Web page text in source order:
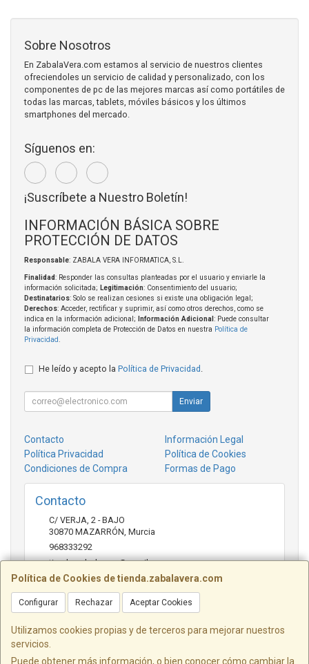
Política de Cookies de tienda.zabalavera.com
Configurar Rechazar Aceptar Cookies
Utilizamos cookies propias y de terceros para mejorar nuestros
servicios.
Puede obtener más información, o bien conocer cómo cambiar la
Sobre Nosotros
En ZabalaVera.com estamos al servicio de nuestros clientes
ofreciendoles un servicio de calidad y personalizado, con los
componentes de pc de las mejores marcas así como portátiles de
todas las marcas, tablets, móviles básicos y los últimos
smartphones del mercado.
Síguenos en:
¡Suscríbete a Nuestro Boletín!
INFORMACIÓN BÁSICA SOBRE
PROTECCIÓN DE DATOS
Responsable: ZABALA VERA INFORMATICA, S.L.
Finalidad: Responder las consultas planteadas por el usuario y enviarle la
información solicitada; Legitimación: Consentimiento del usuario;
Destinatarios: Solo se realizan cesiones si existe una obligación legal;
Derechos: Acceder, rectificar y suprimir, así como otros derechos, como se
indica en la información adicional;
Información Adicional : Puede consultar
la información completa de Protección de Datos en nuestra Política de
Privacidad
He leído y acepto la Política de Privacidad
Enviar
Contacto
Información Legal
Política Privacidad
Política de Cookies
Condiciones de Compra
Formas de Pago
Contacto
C/ VERJA, 2 - BAJO
30870 MAZARRÓN Murcia
968333292
tienda.zabalavera@gmail.com
Horario
9:30-14:00 y 17:30-20:00